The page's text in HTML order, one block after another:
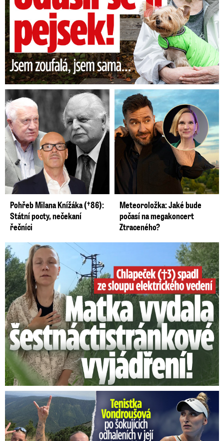
Pohřeb Milana Knížáka (†86):
Státní pocty, nečekaní
řečníci
Meteoroložka: Jaké bude
počasí na megakoncert
Ztraceného?
Smrtelný pád chlapce: Matka vydala vyjádření na 16 stran
Vondroušová po šokujících odhaleních v kauze: Záhadný vzkaz!